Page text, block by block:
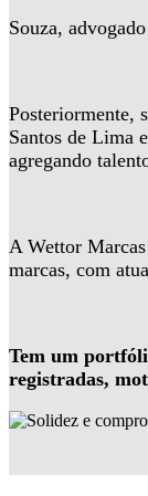
Souza,
Posteriormente,
Santos de Lima
agregando
A Wettor Marcas
marcas, com
Tem um
registradas,